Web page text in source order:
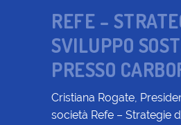
REFE –
SVILUPPO
PRESSO
Cristiana Rogate,
società Refe – Strategie